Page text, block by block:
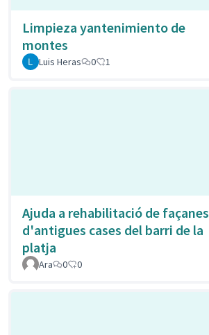
Limpieza yantenimiento de
montes
Luis Heras 0 1
Ajuda a rehabilitació de façanes
d'antigues cases del barri de la
platja
Ara 0 0